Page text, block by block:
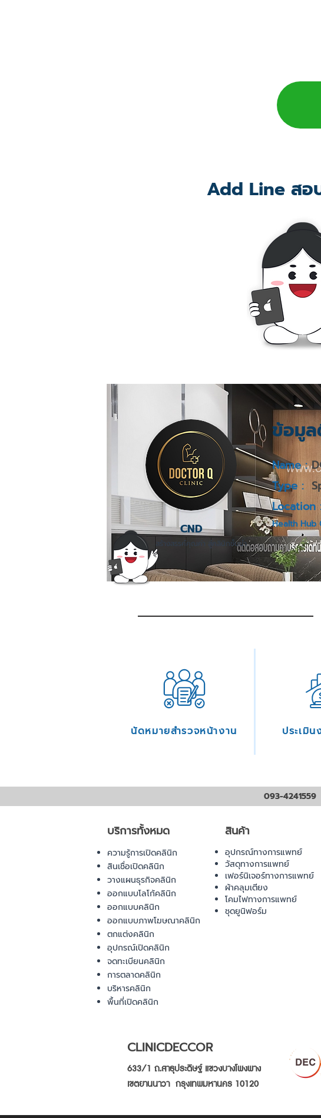
Add Line สอ
CND
ข้อมู
Name :
Type :
Location
Health Hub
สร้างสรรค์คุณค่า สู่คลินิกชั้นนำ
นัดหมายสำรวจหน้างาน ประเมิ
093-4241559
บริการทั้งหมด
ความรู้การเปิดคลินิก
สินเชื่อเปิดคลินิก
วางแผนธุรกิจคลินิก
ออกแบบโลโก้คลินิก
ออกแบบคลินิก
ออกแบบภาพโฆษณาคลินิก
ตกแต่งคลินิก
อุปกรณ์เปิดคลินิก
จดทะเบียนคลินิก
การตลาดคลินิก
บริหารคลินิก
พื้นที่เปิดคลินิก
สินค้า
อุปกรณ์ทางการแพทย์
วัสดุทางการแพทย์
เฟอร์นิเจอร์ทางการแพทย์
ผ้าคลุมเตียง
โคมไฟทางการแพทย์
ชุดยูนิฟอร์ม
CLINICDECCOR
633/1 ถ.สาธุประดิษฐ์ แขวงบางโพงพาง
เขตยานนาวา กรุงเทพมหานคร 10120